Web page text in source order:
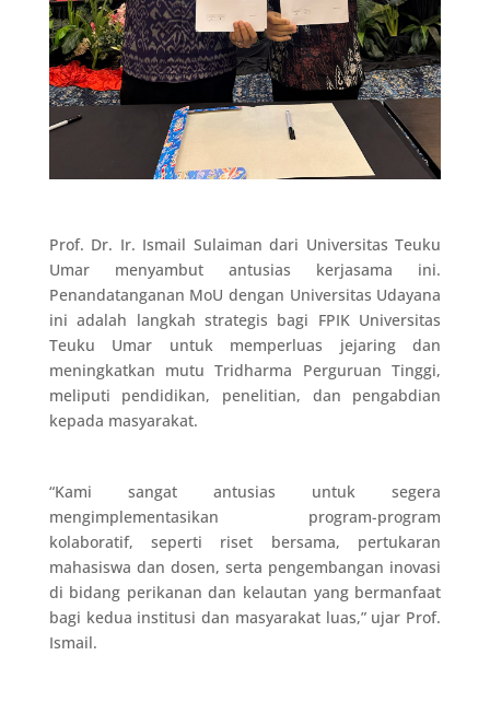
Prof. Dr. Ir. Ismail Sulaiman dari Universitas Teuku
Umar menyambut antusias kerjasama ini.
Penandatanganan MoU dengan Universitas Udayana
ini adalah langkah strategis bagi FPIK Universitas
Teuku Umar untuk memperluas jejaring dan
meningkatkan mutu Tridharma Perguruan Tinggi,
meliputi pendidikan, penelitian, dan pengabdian
kepada masyarakat.
“Kami sangat antusias untuk segera
mengimplementasikan program-program
kolaboratif, seperti riset bersama, pertukaran
mahasiswa dan dosen, serta pengembangan inovasi
di bidang perikanan dan kelautan yang bermanfaat
bagi kedua institusi dan masyarakat luas,” ujar Prof.
Ismail.